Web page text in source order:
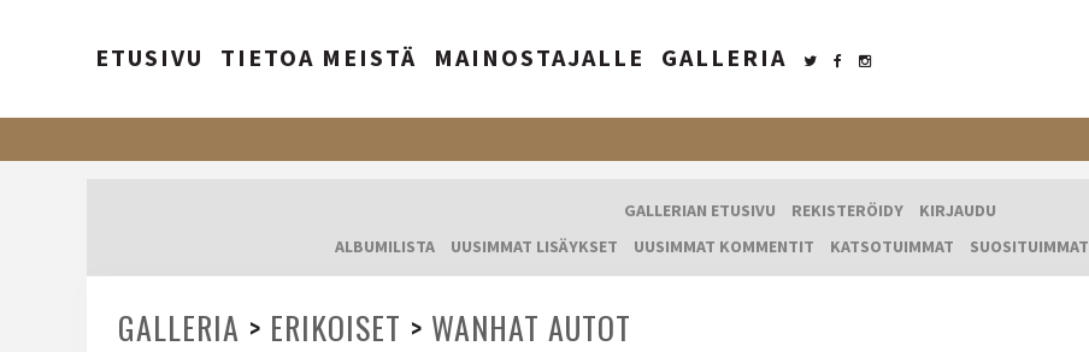
ETUSIVU TIETOA MEISTÄ MAINOSTAJALLE GALLERIA
GALLERIAN ETUSIVU REKISTERÖIDY
KIRJAUDU
ALBUMILISTA
UUSIMMAT LISÄYKSET UUSIMMAT KOMMENTIT KATSOTUIMMAT SUOSITUIMMAT
GALLERIA > ERIKOISET > WANHAT AUTOT